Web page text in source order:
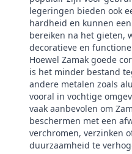
legeringen bieden ook
hardheid en kunnen
bereiken na het gieten,
decoratieve en
Hoewel Zamak goede
is het minder bestand
andere metalen zoals
vooral in vochtige
vaak aanbevolen om
beschermen met een
verchromen, verzinken
duurzaamheid te